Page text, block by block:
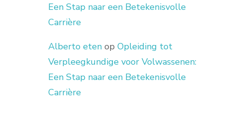
Een Stap naar een Betekenisvolle
Carrière
Alberto eten opOpleiding tot
Verpleegkundige voor Volwassenen:
Een Stap naar een Betekenisvolle
Carrière